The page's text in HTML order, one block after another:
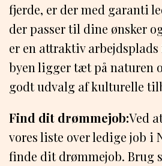
fjerde, er der med garanti
der passer til dine ønsker
er en attraktiv arbejdsplads
byen ligger tæt på naturen
godt udvalg af kulturelle
Find dit drømmejob:Ved
vores liste over ledige job i
finde dit drømmejob. Brug